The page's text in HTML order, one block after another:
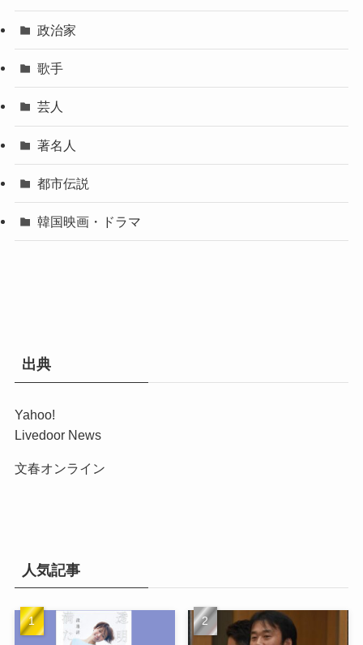
政治家
歌手
芸人
著名人
都市伝説
韓国映画・ドラマ
出典
Yahoo!
Livedoor News
文春オンライン
人気記事